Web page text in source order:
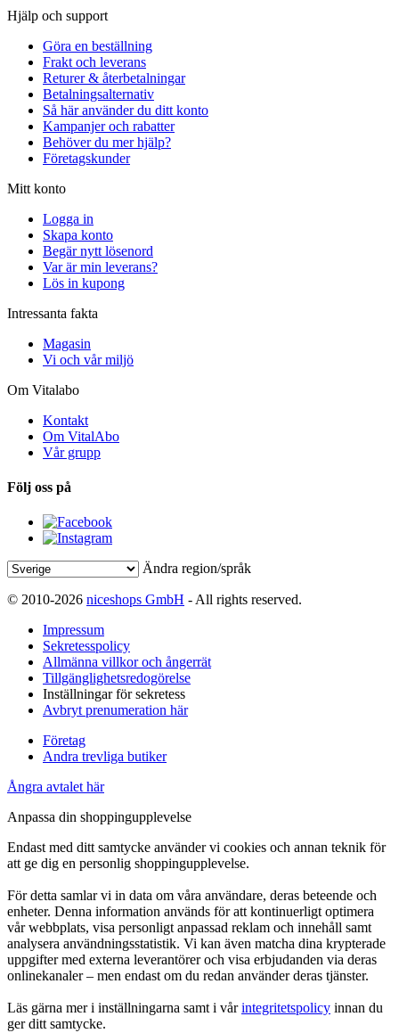
Hjälp och support
Göra en beställning
Frakt och leverans
Returer & återbetalningar
Betalningsalternativ
Så här använder du ditt konto
Kampanjer och rabatter
Behöver du mer hjälp?
Företagskunder
Mitt konto
Logga in
Skapa konto
Begär nytt lösenord
Var är min leverans?
Lös in kupong
Intressanta fakta
Magasin
Vi och vår miljö
Om Vitalabo
Kontakt
Om VitalAbo
Vår grupp
Följ oss på
Ändra region/språk
© 2010-2026 niceshops GmbH - All rights reserved.
Impressum
Sekretesspolicy
Allmänna villkor och ångerrät
Tillgänglighetsredogörelse
Inställningar för sekretess
Avbryt prenumeration här
Företag
Andra trevliga butiker
Ångra avtalet här
Anpassa din shoppingupplevelse
Endast med ditt samtycke använder vi cookies och annan teknik för
att ge dig en personlig shoppingupplevelse.
För detta samlar vi in data om våra användare, deras beteende och
enheter. Denna information används för att kontinuerligt optimera
vår webbplats, visa personligt anpassad reklam och innehåll samt
analysera användningsstatistik. Vi kan även matcha dina krypterade
uppgifter med externa leverantörer och visa erbjudanden via deras
onlinekanaler – men endast om du redan använder deras tjänster.
Läs gärna mer i inställningarna samt i vårintegritetspolicy innan du
ger ditt samtycke.